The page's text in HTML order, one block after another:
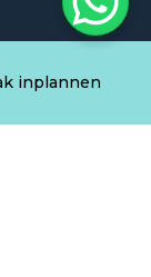
inplannen